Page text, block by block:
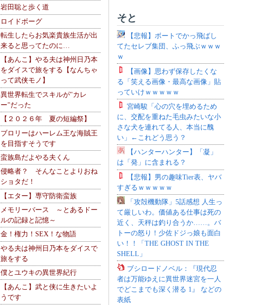
岩田聡と歩く道
ロイドボーグ
転生したらお気楽貴族生活が出
来ると思ってたのに…
【あんこ】やる夫は神州日乃本
をダイスで旅をする【なんちゃ
って武侠モノ】
異世界転生でスキルが"カレ
ー"だった
【２０２６年 夏の短編祭】
ブロリーはハーレム王な海賊王
を目指すそうです
蛮族島だよやる夫くん
侵略者？ そんなことよりおね
ショタだ！
【エター】専守防衛蛮族
メモリーバース ～とあるドー
ルの記録と記憶～
金！権力！SEX！な物語
やる夫は神州日乃本をダイスで
旅をする
僕とユウキの異世界紀行
【あんこ】武と侠に生きたいよ
うです
そと
【悲報】ボートでかっ飛ばし
てたセレブ集団、ふっ飛ぶｗｗｗ
ｗ
【画像】思わず保存したくな
る「笑える画像・最高な画像」貼
っていけｗｗｗｗｗ
宮崎駿「心の穴を埋めるため
に、交配を重ねた毛虫みたいな小
さな犬を連れてる人、本当に醜
い」←これどう思う？
【ハンターハンター】「凝」
は「発」に含まれる？
【悲報】男の趣味Tier表、ヤバ
すぎるｗｗｗｗｗ
「攻殻機動隊」5話感想 人生っ
て厳しいわ。価値ある仕事は死の
近く、天秤は釣り合うか……。バ
トーの怒り！少佐ドジっ娘も面白
い！！「THE GHOST IN THE
SHELL」
ブシロードノベル：『現代忍
者は万能ゆえに異世界迷宮を一人
でどこまでも深く潜る 1』 などの
表紙